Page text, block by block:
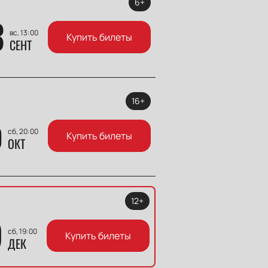
вс, 13:00
СЕНТ Купить билеты
сб, 20:00
ОКТ
16+
Купить билеты
сб, 19:00
ДЕК
12+
Купить билеты